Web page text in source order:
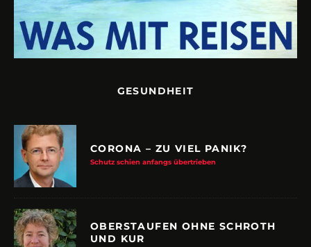
Schutz schien anfangs übertrieben
UND KUR
Vom reinen Baden zur Bewegung